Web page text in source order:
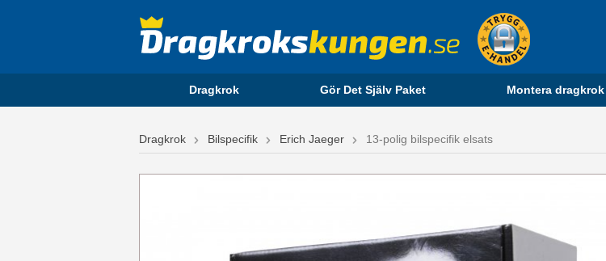
Dragkrok Gör Det Själv Paket Montera dragkrok
Dragkrok Bilspecifik Erich Jaeger 13-polig bilspecifik elsats